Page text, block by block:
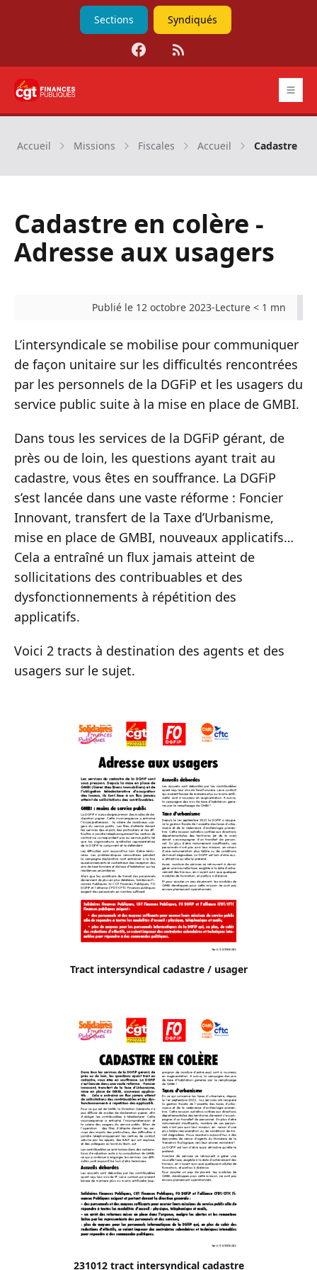
Sections Syndiqués
Facebook
RSS
CGT Finances publiques
Accueil Missions Fiscales Accueil Cadastre en
Cadastre en colère -
Adresse aux usagers
Publié le 12 octobre 2023-Lecture < 1 mn
L’intersyndicale se mobilise pour communiquer
de façon unitaire sur les difficultés rencontrées
par les personnels de la DGFiP et les usagers du
service public suite à la mise en place de GMBI.
Dans tous les services de la DGFiP gérant, de
près ou de loin, les questions ayant trait au
cadastre, vous êtes en souffrance. La DGFiP
s’est lancée dans une vaste réforme : Foncier
Innovant, transfert de la Taxe d’Urbanisme,
mise en place de GMBI, nouveaux applicatifs…
Cela a entraîné un flux jamais atteint de
sollicitations des contribuables et des
dysfonctionnements à répétition des
applicatifs.
Voici 2 tracts à destination des agents et des
usagers sur le sujet.
Tract intersyndical cadastre / usager
231012 tract intersyndical cadastre